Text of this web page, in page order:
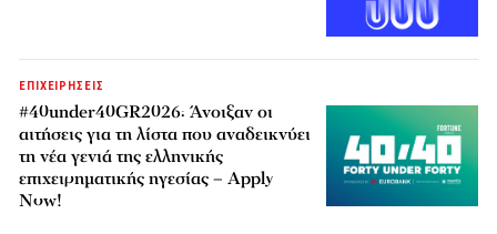
ΕΠΙΧΕΙΡΗΣΕΙΣ
#40under40GR2026: Άνοιξαν οι
αιτήσεις για τη λίστα που αναδεικνύει
τη νέα γενιά της ελληνικής
επιχειρηματικής ηγεσίας – Apply
Now!